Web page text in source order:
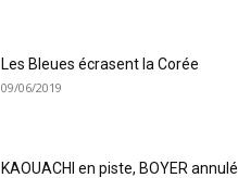
Les Bleues écrasent la Corée
09/06/2019
KAOUACHI en piste, BOYER annulé